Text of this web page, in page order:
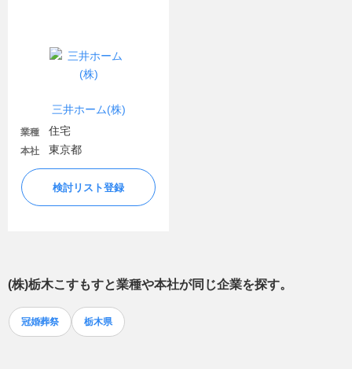
三井ホーム(株)
業種 住宅
本社 東京都
検討リスト登録
(株)栃木こすもすと業種や本社が同じ企業を探す。
冠婚葬祭 栃木県